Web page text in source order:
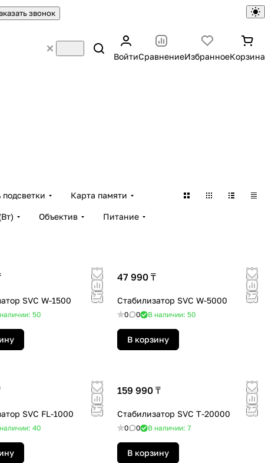
звонок
ВойтиСравнениеИзбранноеКорзина
подсветки Карта памяти
Объектив Питание
SVC W-1500
50
47 990 ₸
Стабилизатор SVC W-5000
0 0 В наличии: 50
В корзину
SVC FL-1000
40
159 990 ₸
Стабилизатор SVC T-20000
0 0 В наличии: 7
В корзину